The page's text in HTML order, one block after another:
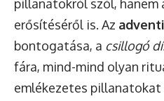
pillanatokról szól, hanem
erősítéséről is. Az
bontogatása, a csillogó
fára, mind-mind olyan
emlékezetes pillanatokat